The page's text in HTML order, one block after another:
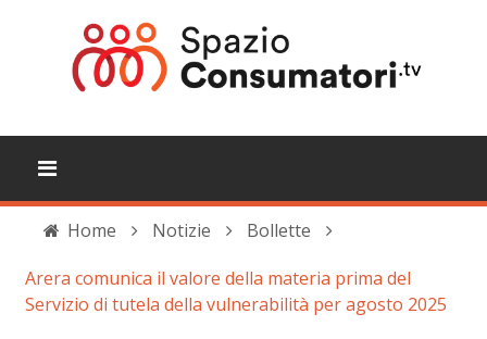
Home Notizie
Bollette
Arera comunica il valore della materia prima del
Servizio di tutela della vulnerabilità per agosto 2025